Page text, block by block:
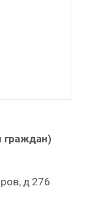
граждан)
д 276